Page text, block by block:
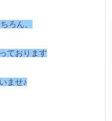
ろん、
ております
ませ♪